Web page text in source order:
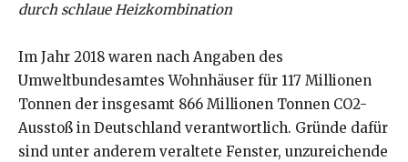
durch schlaue Heizkombination
Im Jahr 2018 waren nach Angaben des
Umweltbundesamtes Wohnhäuser für 117 Millionen
Tonnen der insgesamt 866 Millionen Tonnen CO2-
Ausstoß in Deutschland verantwortlich. Gründe dafür
sind unter anderem veraltete Fenster, unzureichende